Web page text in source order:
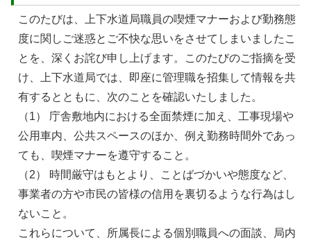
このたびは、上下水道局職員の喫煙マナーおよび勤務態
度に関しご迷惑とご不快な思いをさせてしまいましたこ
とを、深くお詫び申し上げます。このたびのご指摘を受
け、上下水道局では、即座に管理職を招集して情報を共
有するとともに、次のことを確認いたしました。
（1） 庁舎敷地内における全面禁煙に加え、工事現場や
公用車内、公共スペースのほか、例え勤務時間外であっ
ても、喫煙マナーを遵守すること。
（2） 時間厳守はもとより、ことばづかいや態度など、
事業者の方や市民の皆様の信用を裏切るような行為はし
ないこと。
これらについて、所属長による個別職員への面談、局内